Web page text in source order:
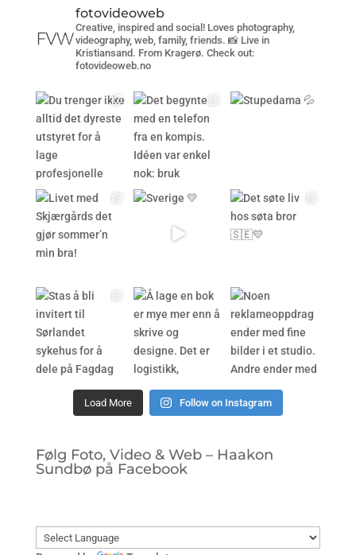
fotovideoweb
Creative, inspired and social! Loves photography,
videography, web, family, friends. 📸 Live in
Kristiansand. From Kragerø. Check out:
fotovideoweb.no
Load More Follow on Instagram
Følg Foto, Video & Web – Haakon
Sundbø på Facebook